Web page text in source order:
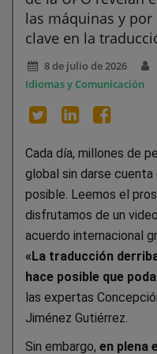
las máquinas y
clave en la
8 de julio de 2026
Idiomas y Comunicación
Cada día, millones de
global sin darse
posible. Leemos el
disfrutamos de un
acuerdo internacional
«La traducción
hace posible que
las expertas
Jiménez Gutiérrez.
Sin embargo, en plena